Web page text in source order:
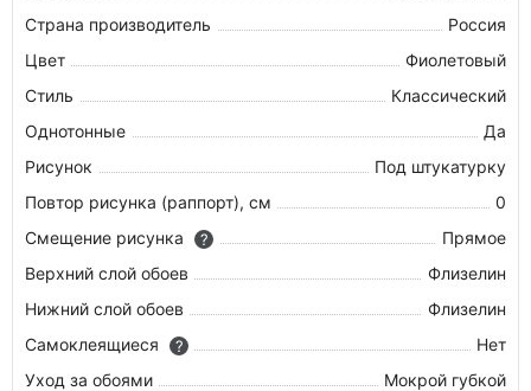
Страна производитель
Россия
Цвет
Фиолетовый
Стиль
Классический
Однотонные
Да
Рисунок
Под штукатурку
Повтор рисунка (раппорт), см
0
Смещение рисунка
?
Прямое
Верхний слой обоев
Флизелин
Нижний слой обоев
Флизелин
Самоклеящиеся
?
Нет
Уход за обоями
Мокрой губкой